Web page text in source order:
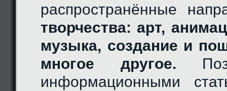
распространённые
творчества: арт,
музыка, создание и
многое другое.
информационными